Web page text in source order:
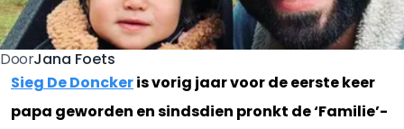
DoorJana Foets
Sieg De Donckeris vorig jaar voor de eerste keer
papa geworden en sindsdien pronkt de ‘Familie’-